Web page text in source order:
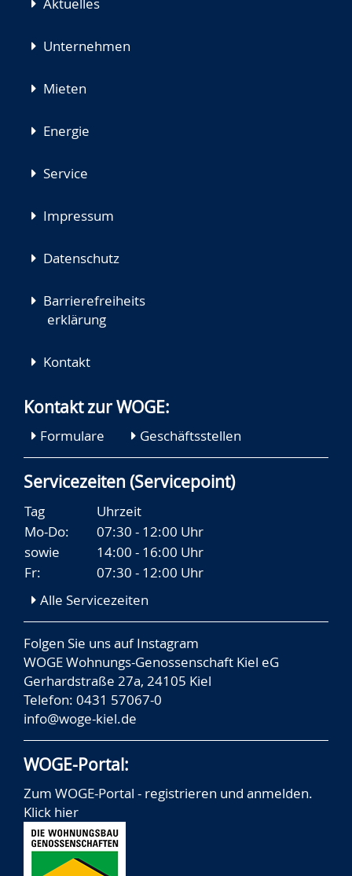
Aktuelles
Unternehmen
Mieten
Energie
Service
Impressum
Datenschutz
Barrierefreiheits
erklärung
Kontakt
Kontakt zur WOGE:
Formulare Geschäftsstellen
Servicezeiten (Servicepoint)
Tag
Uhrzeit
Mo-Do:
07:30 - 12:00 Uhr
sowie
14:00 - 16:00 Uhr
Fr:
07:30 - 12:00 Uhr
Alle Servicezeiten
Folgen Sie uns aufInstagram
WOGE Wohnungs-Genossenschaft Kiel eG
Gerhardstraße 27a, 24105 Kiel
Telefon: 0431 57067-0
info@woge-kiel.de
WOGE-Portal:
Zum WOGE-Portal - registrieren und anmelden.
Klick hier